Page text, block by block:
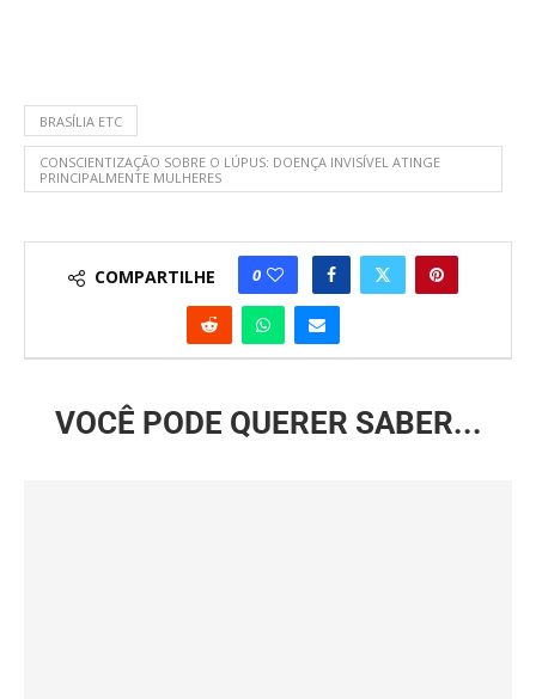
BRASÍLIA ETC
CONSCIENTIZAÇÃO SOBRE O LÚPUS: DOENÇA INVISÍVEL ATINGE
PRINCIPALMENTE MULHERES
COMPARTILHE 0
VOCÊ PODE QUERER SABER...